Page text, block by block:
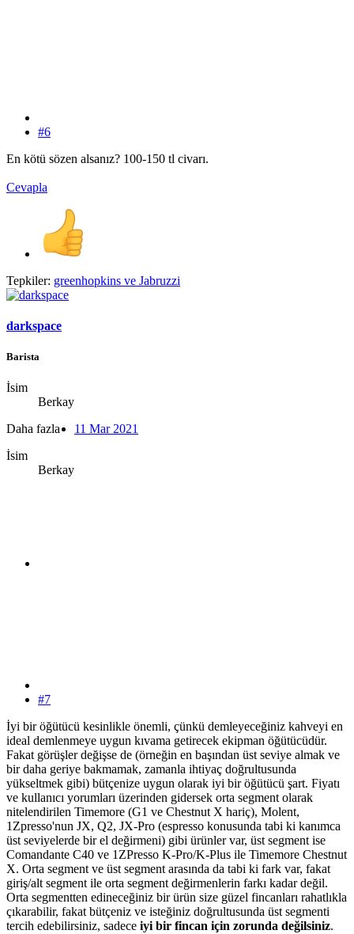
#6
En kötü sözen alsanız? 100-150 tl civarı.
Cevapla
Tepkiler: greenhopkins ve Jabruzzi
darkspace
Barista
İsim
Berkay
Daha fazla
İsim
Berkay
11 Mar 2021
#7
İyi bir öğütücü kesinlikle önemli, çünkü demleyeceğiniz kahveyi en
ideal demlenmeye uygun kıvama getirecek ekipman öğütücüdür.
Fakat görüşler değişse de (örneğin en başından üst seviye almak ve
bir daha geriye bakmamak, zamanla ihtiyaç doğrultusunda
yükseltmek gibi) bütçenize uygun olarak iyi bir öğütücü şart. Fiyatı
ve kullanıcı yorumları üzerinden gidersek orta segment olarak
nitelendirilen Timemore (G1 ve Chestnut X hariç), Molent,
1Zpresso'nun JX, Q2, JX-Pro (espresso konusunda tabi ki kanımca
üst seviyelerde bir el değirmeni) gibi ürünler var, üst segment ise
Comandante C40 ve 1ZPresso K-Pro/K-Plus ile Timemore Chestnut
X. Orta segment ve üst segment arasında da tabi ki fark var, fakat
giriş/alt segment ile orta segment değirmenlerin farkı kadar değil.
Orta segmentten edineceğiniz bir ürün size güzel fincanları rahatlıkla
çıkarabilir, fakat bütçeniz ve isteğiniz doğrultusunda üst segmenti
tercih edebilirsiniz, sadece iyi bir fincan için zorunda değilsiniz.